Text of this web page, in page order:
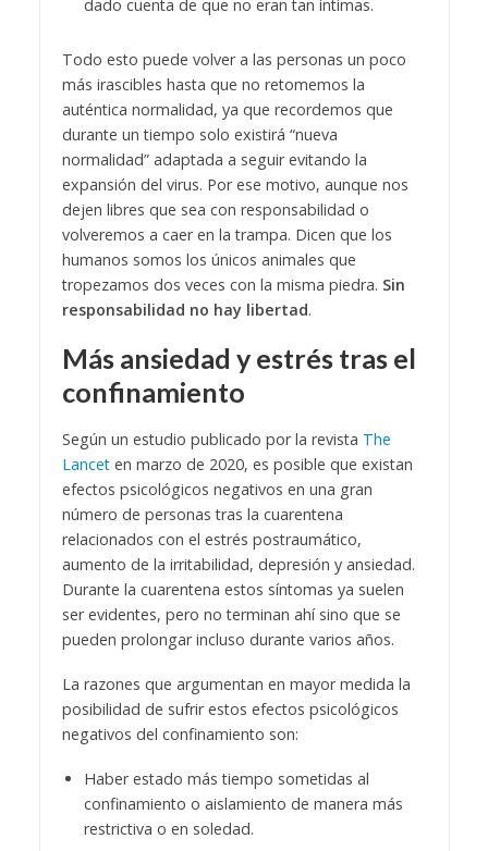
dado cuenta de que no eran tan íntimas.
Todo esto puede volver a las personas un poco
más irascibles hasta que no retomemos la
auténtica normalidad, ya que recordemos que
durante un tiempo solo existirá “nueva
normalidad” adaptada a seguir evitando la
expansión del virus. Por ese motivo, aunque nos
dejen libres que sea con responsabilidad o
volveremos a caer en la trampa. Dicen que los
humanos somos los únicos animales que
tropezamos dos veces con la misma piedra. Sin
responsabilidad no hay libertad.
Más ansiedad y estrés tras el
confinamiento
Según un estudio publicado por la revista The
Lanceten marzo de 2020, es posible que existan
efectos psicológicos negativos en una gran
número de personas tras la cuarentena
relacionados con el estrés postraumático,
aumento de la irritabilidad, depresión y ansiedad.
Durante la cuarentena estos síntomas ya suelen
ser evidentes, pero no terminan ahí sino que se
pueden prolongar incluso durante varios años.
La razones que argumentan en mayor medida la
posibilidad de sufrir estos efectos psicológicos
negativos del confinamiento son:
Haber estado más tiempo sometidas al
confinamiento o aislamiento de manera más
restrictiva o en soledad.